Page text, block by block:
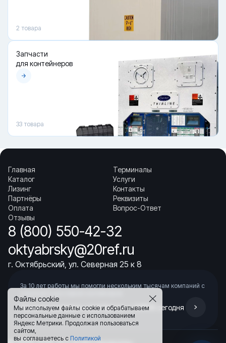
Файлы cookie
Мы используем файлы cookie и обрабатываем
персональные данные с использованием
Яндекс Метрики. Продолжая пользоваться
сайтом,
вы соглашаетесь с Политикой
2 товара
Запчасти
для контейнеров
33 товара
Главная
Каталог
Лизинг
Партнёры
Оплата
Отзывы
Терминалы
Услуги
Контакты
Реквизиты
Вопрос-Ответ
8 (800) 550-42-32
oktyabrsky@20ref.ru
г. Октябрьский, ул. Северная 25 к 8
За 10 лет работы мы помогли нескольким тысячам компаний с
Начните развивать свой бизнес с 20РЕФ сегодня